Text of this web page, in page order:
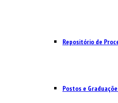
Repositório de
Postos e